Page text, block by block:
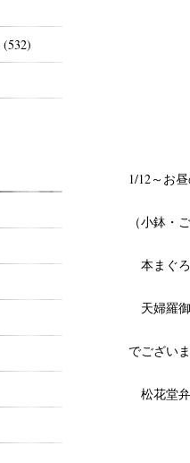
1/12～お
（小鉢・
本まぐ
天婦羅
でございま
松花堂弁
(532)